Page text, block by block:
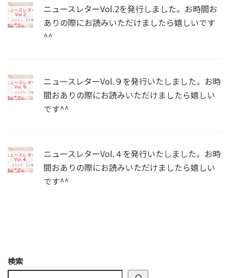
ニュースレターVol.2を発行しました。お時間お
ありの際にお読みいただけましたら嬉しいです
^^
ニュースレターVol.９を発行いたしました。お時
間おありの際にお読みいただけましたら嬉しい
です^^
ニュースレターVol.４を発行いたしました。お時
間おありの際にお読みいただけましたら嬉しい
です^^
検索